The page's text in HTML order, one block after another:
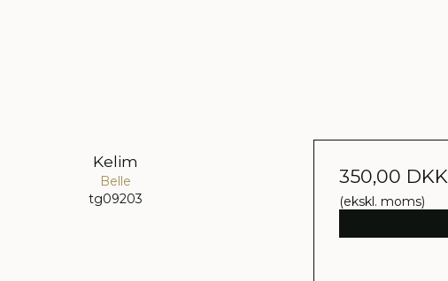
Kelim
Belle
tg09203
350,00 DKK
(ekskl. moms)